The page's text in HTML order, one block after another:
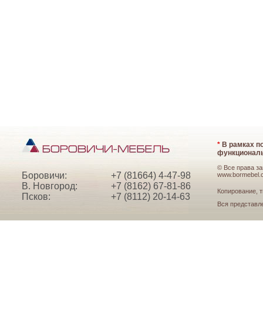
Боровичи:
+7 (81664) 4-47-98
В. Новгород:
+7 (8162) 67-81-86
Псков:
+7 (8112) 20-14-63
* В рамках
© Все права
Копирование,
Вся